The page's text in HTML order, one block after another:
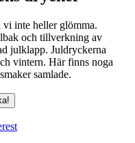
inte heller glömma.
och tillverkning av
julklapp. Juldryckerna
vintern. Här finns noga
samlade.